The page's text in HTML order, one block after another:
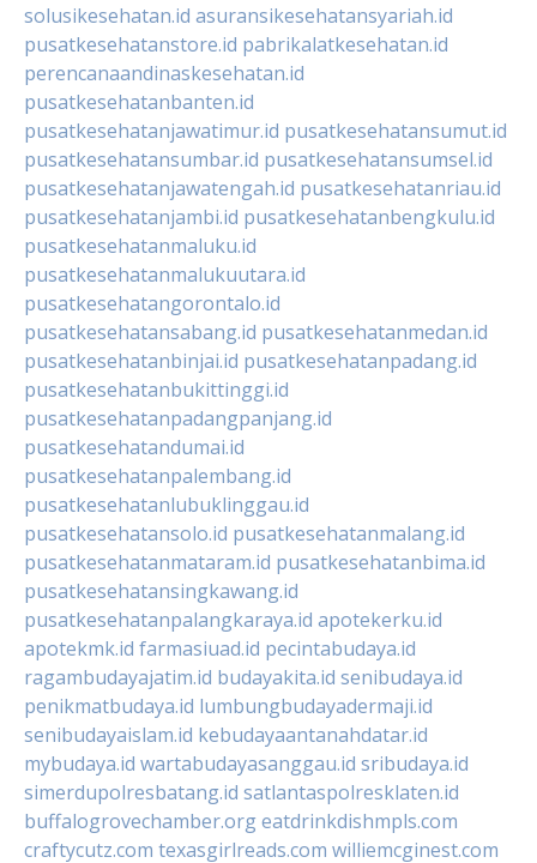
solusikesehatan.id asuransikesehatansyariah.id
pusatkesehatanstore.id pabrikalatkesehatan.id
perencanaandinaskesehatan.id
pusatkesehatanbanten.id
pusatkesehatanjawatimur.id pusatkesehatansumut.id
pusatkesehatansumbar.id pusatkesehatansumsel.id
pusatkesehatanjawatengah.id pusatkesehatanriau.id
pusatkesehatanjambi.id pusatkesehatanbengkulu.id
pusatkesehatanmaluku.id
pusatkesehatanmalukuutara.id
pusatkesehatangorontalo.id
pusatkesehatansabang.id pusatkesehatanmedan.id
pusatkesehatanbinjai.id pusatkesehatanpadang.id
pusatkesehatanbukittinggi.id
pusatkesehatanpadangpanjang.id
pusatkesehatandumai.id
pusatkesehatanpalembang.id
pusatkesehatanlubuklinggau.id
pusatkesehatansolo.id pusatkesehatanmalang.id
pusatkesehatanmataram.id pusatkesehatanbima.id
pusatkesehatansingkawang.id
pusatkesehatanpalangkaraya.id apotekerku.id
apotekmk.id farmasiuad.id pecintabudaya.id
ragambudayajatim.id budayakita.id senibudaya.id
penikmatbudaya.id lumbungbudayadermaji.id
senibudayaislam.id kebudayaantanahdatar.id
mybudaya.id wartabudayasanggau.id sribudaya.id
simerdupolresbatang.id satlantaspolresklaten.id
buffalogrovechamber.orgeatdrinkdishmpls.com
craftycutz.com texasgirlreads.com williemcginest.com